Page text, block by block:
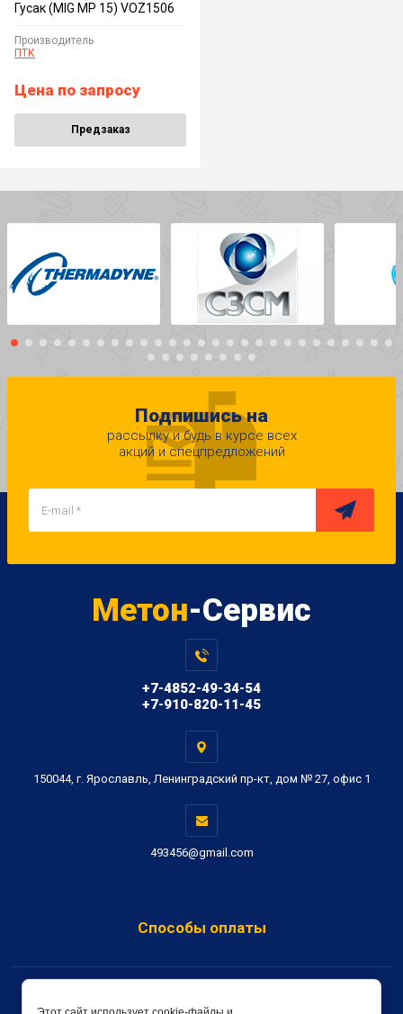
Гусак (MIG MP 15) VOZ1506
Производитель
ПТК
Цена по запросу
Предзаказ
Подпишись на
рассылку и будь в курсе всех
акций и спецпредложений
Метон-Сервис
+7-4852-49-34-54
+7-910-820-11-45
150044, г. Ярославль, Ленинградский пр-кт, дом № 27, офис 1
493456@gmail.com
Способы оплаты
Copyright © 2019 - 2026 Метон-Сервис